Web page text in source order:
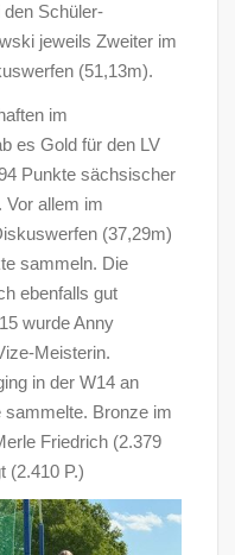
Schüler-
jeweils Zweiter im
(51,13m).
im
es Gold für den LV
Punkte sächsischer
Vor allem im
(37,29m)
sammeln. Die
ebenfalls gut
wurde Anny
Meisterin.
in der W14 an
sammelte. Bronze im
Friedrich (2.379
(2.410 P.)